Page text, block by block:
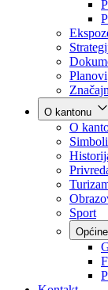
Vlada
Planovi
O kantonu
O
Simboli
Privreda
Turizam
Općine